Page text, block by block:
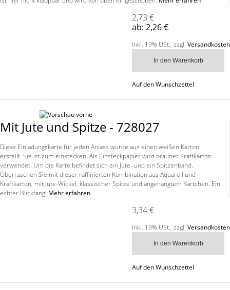
2,73 €
ab: 2,26 €
Inkl. 19% USt., zzgl. Versandkosten
In den Warenkorb
Auf den Wunschzettel
Mit Jute und Spitze - 728027
Diese Einladungskarte für jeden Anlass wurde aus einen weißen Karton
erstellt. Sie ist zum einstecken. Als Einsteckpapier wird brauner Kraftkarton
verwendet. Um die Karte befindet sich ein Jute- und ein Spitzenband.
Überraschen Sie mit dieser raffinierten Kombination aus Aquarell und
Kraftkarton, mit Jute-Wickel, klassischer Spitze und angehängtem Kärtchen. Ein
echter Blickfang! Mehr erfahren
3,34 €
Inkl. 19% USt., zzgl. Versandkosten
In den Warenkorb
Auf den Wunschzettel